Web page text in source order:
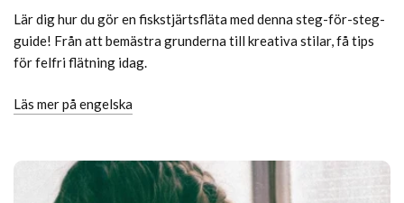
Lär dig hur du gör en fiskstjärtsfläta med denna steg-för-steg-
guide! Från att bemästra grunderna till kreativa stilar, få tips
för felfri flätning idag.
Läs mer på engelska